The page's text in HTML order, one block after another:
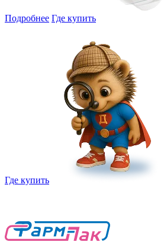
Подробнее Где купить
Где купить